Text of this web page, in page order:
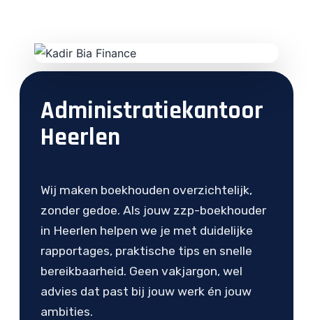
Administratiekantoor
Heerlen
Wij maken boekhouden overzichtelijk,
zonder gedoe. Als jouw zzp-boekhouder
in Heerlen helpen we je met duidelijke
rapportages, praktische tips en snelle
bereikbaarheid. Geen vakjargon, wel
advies dat past bij jouw werk én jouw
ambities.